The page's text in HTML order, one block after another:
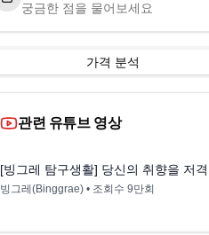
궁금한 점을 물어보세요
가격 분석
관련 유튜브 영상
[빙그레 탐구생활] 당신의 취향을 저
빙그레(Binggrae) • 조회수 9만회